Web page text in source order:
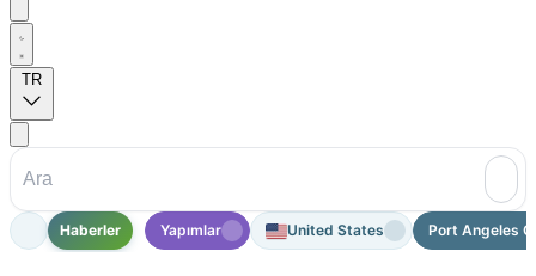
TR
Haberler Yapımlar United States Port Angeles